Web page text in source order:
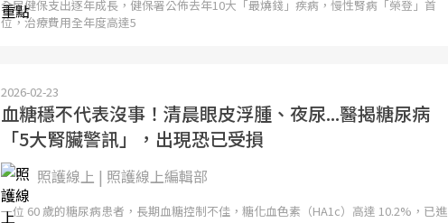
全民健保支出逐年成長，健保署公佈去年10大「最燒錢」疾病，慢性腎病「榮登」首
位，治療費用全年度高達5
2026-02-23
血糖穩不代表沒事！清晨眼皮浮腫、夜尿...醫揭糖尿病
「5大腎臟警訊」，出現恐已受損
照護線上 | 照護線上編輯部
一位 60 歲的糖尿病患者，長期血糖控制不佳，糖化血色素（HA1c）高達 10.2%，已進